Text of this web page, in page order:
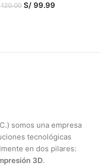
S/ 99.99
somos una empresa
tecnológicas
en dos pilares:
3D.